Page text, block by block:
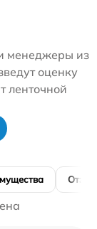
менеджеры из
оценку
ленточной